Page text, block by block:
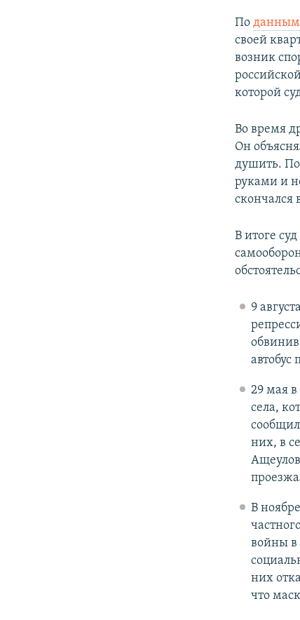
Поданным
своей
возник
которой
Во время
Он
душить.
руками и
скончался
В итоге
9
29 мая в
села,
них, в
В
войны в
них
что